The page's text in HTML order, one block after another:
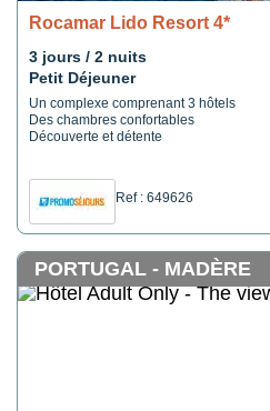
Rocamar Lido Resort 4*
3 jours / 2 nuits
Petit Déjeuner
Un complexe comprenant 3 hôtels
Des chambres confortables
Découverte et détente
Ref : 649626
PORTUGAL - MADÈRE